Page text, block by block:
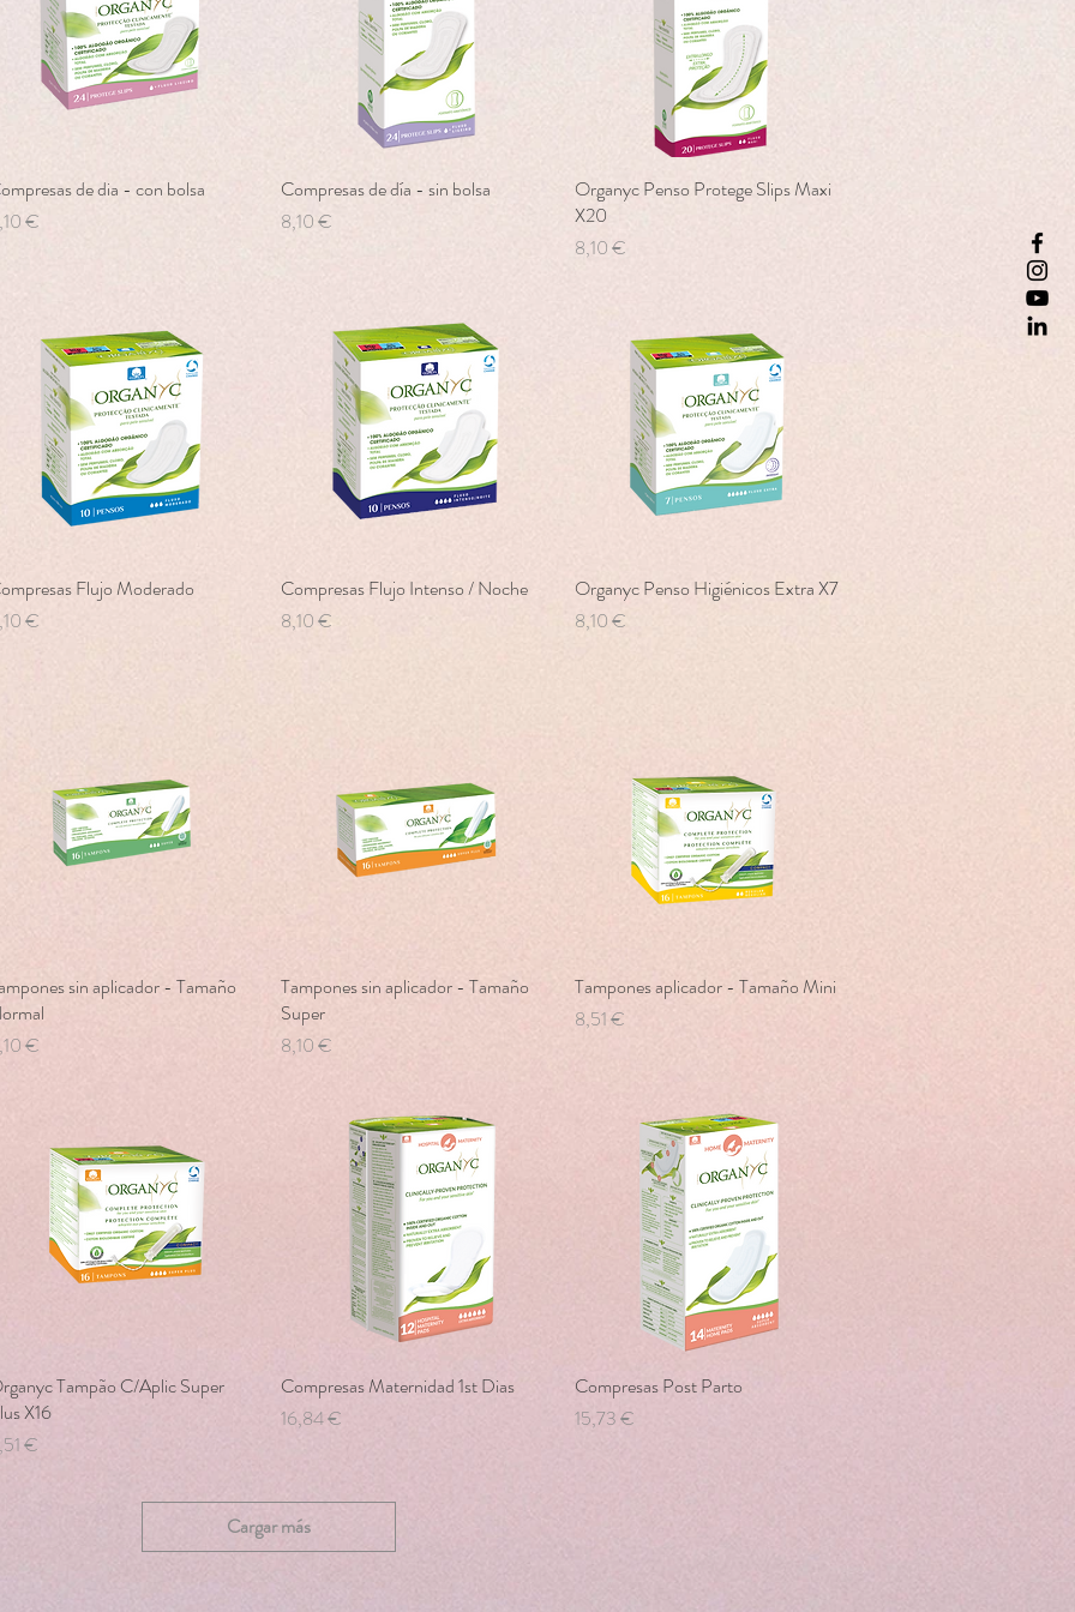
Vista rápida
de dia - con bolsa
€
Vista rápida
Compresas de día - sin bolsa
Precio
8,10 €
Vista rápida
Organyc Penso Protege Slips Maxi
X20
Precio
8,10 €
Vista rápida
Flujo Moderado
€
Vista rápida
Compresas Flujo Intenso / Noche
Precio
8,10 €
Vista rápida
Organyc Penso Higiénicos Extra X7
Precio
8,10 €
Vista rápida
sin aplicador - Tamaño
€
Vista rápida
Tampones sin aplicador - Tamaño
Super
Precio
8,10 €
Vista rápida
Tampones aplicador - Tamaño Mini
Precio
8,51 €
Vista rápida
Tampão C/Aplic Super
X16
€
Vista rápida
Compresas Maternidad 1st Dias
Precio
16,84 €
Vista rápida
Compresas Post Parto
Precio
15,73 €
Cargar más